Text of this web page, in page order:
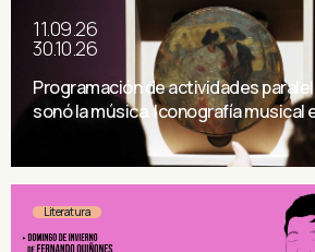
11.09.26
30.10.26
Programación de actividades
sonó la música. Iconografía musical
Literatura